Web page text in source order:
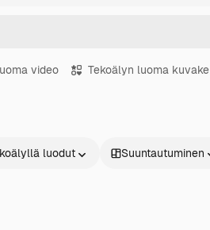
video Tekoälyn luoma kuvake
luodut Suuntautuminen